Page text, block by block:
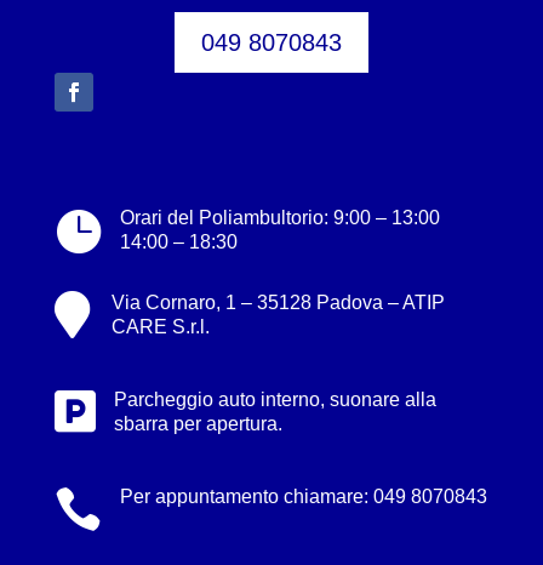
049 8070843

Orari del Poliambultorio: 9:00 – 13:00
14:00 – 18:30

Via Cornaro, 1 – 35128 Padova – ATIP
CARE S.r.l.

Parcheggio auto interno, suonare alla
sbarra per apertura.
 Per appuntamento chiamare: 049 8070843